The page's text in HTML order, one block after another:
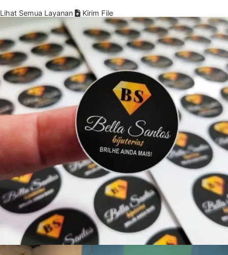
Lihat Semua Layanan Kirim File